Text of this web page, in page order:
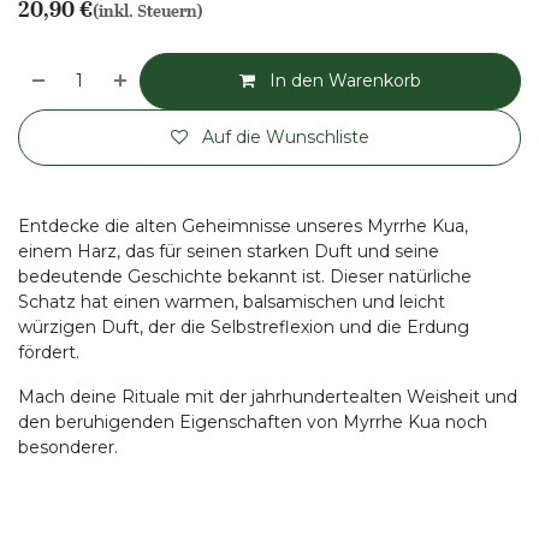
20,90€(inkl. Steuern)
In den Warenkorb
Auf die Wunschliste
Entdecke die alten Geheimnisse unseres Myrrhe Kua,
einem Harz, das für seinen starken Duft und seine
bedeutende Geschichte bekannt ist. Dieser natürliche
Schatz hat einen warmen, balsamischen und leicht
würzigen Duft, der die Selbstreflexion und die Erdung
fördert.
Mach deine Rituale mit der jahrhundertealten Weisheit und
den beruhigenden Eigenschaften von Myrrhe Kua noch
besonderer.